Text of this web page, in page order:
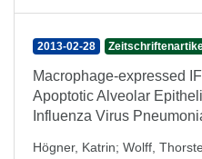
2013-02-28
Macrophage-expressed
Apoptotic Alveolar
Influenza Virus
Högner, Katrin; Wolff,